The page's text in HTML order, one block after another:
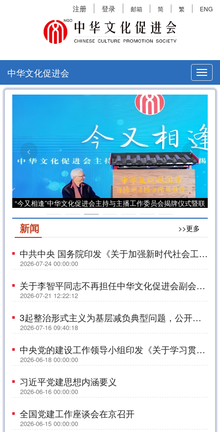
ENG
繁
简
邮箱
登录
注册
切
换
导
中华文化促进会
“今又相逢”中华文化促进会主持与主播工作委员会揭牌仪式暨联
谊会在京举行
新闻 >>更多
中共中央 国务院印发《关于加强新时代社会工作的意见》
2026-07-24 00:00:00
关于李智平同志不再担任中华文化促进会副会长的公告
2026-07-21 12:22:12
3起整治形式主义为基层减负典型问题，公开通报！
2026-07-16 09:40:18
中央党的建设工作领导小组印发《关于学习贯彻习近平党建思想的通知》
2026-06-18 00:00:00
习近平党建思想内涵要义
2026-06-16 00:00:00
全国党建工作座谈会在京召开
2026-06-15 00:00:00